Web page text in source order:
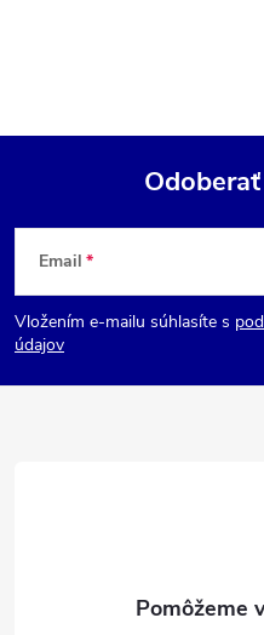
Z
p
t
Email
Vložením e-mailu súhlasíte s
údajov